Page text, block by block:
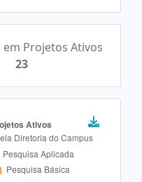
em Projetos Ativos
23